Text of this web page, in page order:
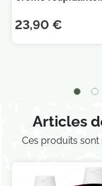
23,90 €
Articles
Ces produits sont
confidentialité.